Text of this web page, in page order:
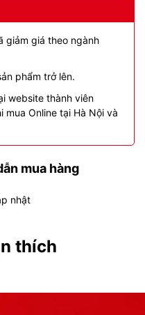
giảm giá theo ngành
phẩm trở lên.
website thành viên
mua Online tại Hà Nội và
mua hàng
nhật
thích